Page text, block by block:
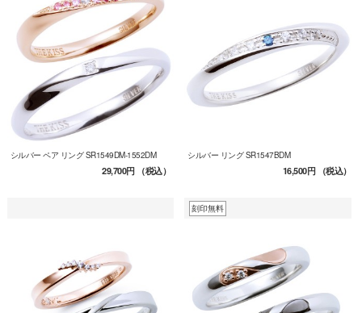
シルバー ペア リング SR1549DM-1552DM
29,700円（税込）
シルバー リング SR1547BDM
16,500円（税込）
刻印無料